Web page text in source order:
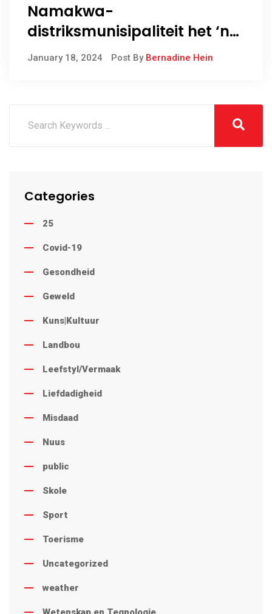
Namakwa-
distriksmunisipaliteit het ‘n
Gebedswandeling in
January 18, 2024 Post By Bernadine Hein
Categories
25
Covid-19
Gesondheid
Geweld
Kuns|Kultuur
Landbou
Leefstyl/Vermaak
Liefdadigheid
Misdaad
Nuus
public
Skole
Sport
Toerisme
Uncategorized
weather